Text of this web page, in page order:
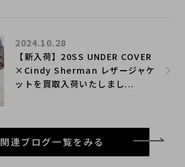
【新入荷】20SS UNDER COVER
×Cindy Sherman レザージャケ
ットを買取入荷いたしまし...
2024.10.28
関連ブログ一覧をみる